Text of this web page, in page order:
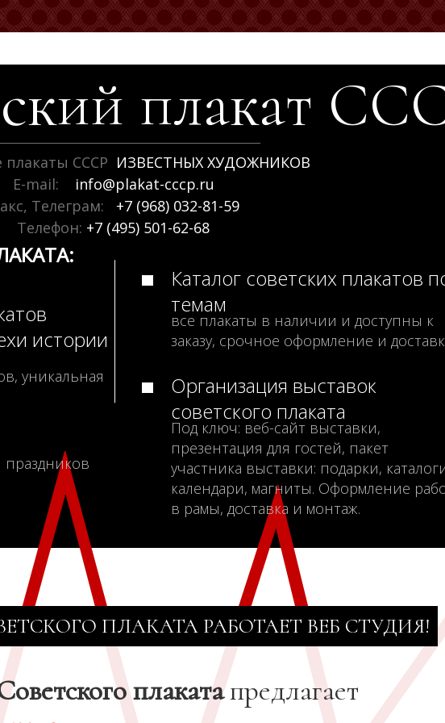
плакат
СССР ИЗВЕСТНЫХ ХУДОЖНИКОВ
E-mail:
info@plakat-cccp.ru
Телеграм:
+7 (968) 032-81-59
Телефон: +7 (495) 501-62-68
истории
уникальная
праздников
Каталог советских плакатов
темам
все плакаты в наличии и доступны к
заказу, срочное оформление и
Организация выставок
советского плаката
Под ключ: веб-сайт выставки,
презентация для гостей, пакет
участника выставки: подарки,
календари, магниты. Оформление
в рамы, доставка и монтаж.
ПЛАКАТА РАБОТАЕТ ВЕБ СТУДИЯ!
плакатапредлагает